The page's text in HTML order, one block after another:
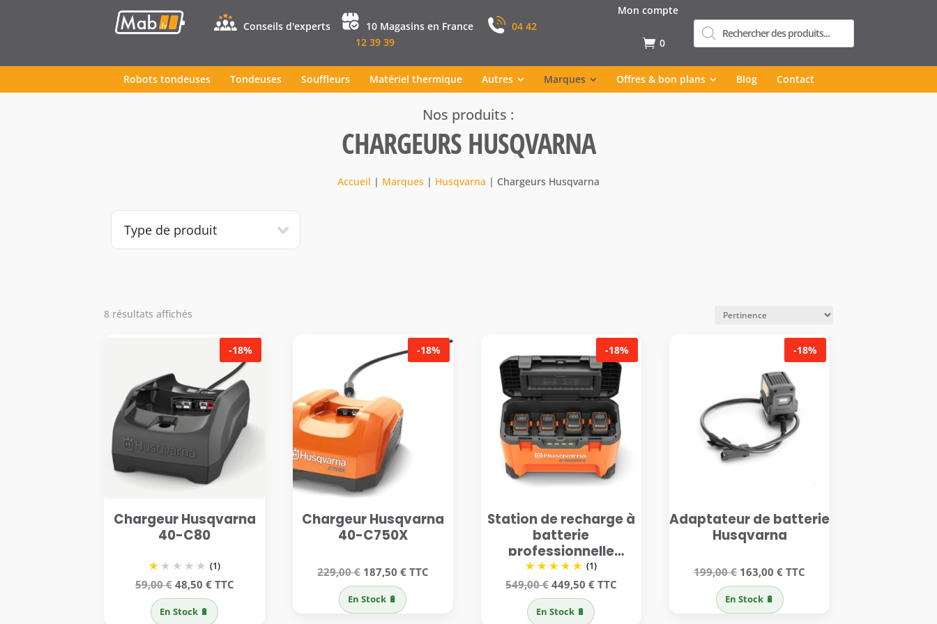
Conseils d'experts 10 Magasins en France
04 42
12 39 39
Mon compte
0
Recherche
de
produits
Robots tondeuses Tondeuses Souffleurs Matériel thermique Autres Marques Offres & bon plans Blog Contact
CHARGEURS HUSQVARNA
Accueil | Marques | Husqvarna | Chargeurs Husqvarna
Type de produit
8 résultats affichés
-18%
Chargeur Husqvarna
40-C80
(1)
59,00€ Le
prix
initial
48,50 €Le
prix
actuel
TTC
En Stock 🔋
-18%
Chargeur Husqvarna
40-C750X
229,00€ Le
prix
initial
187,50 €Le
actuel
TTC
En Stock 🔋
-18%
Station de recharge à
batterie
professionnelle
Husqvarna 40-
C1000X4
(1)
549,00€ Le
prix
initial
449,50 €Le
actuel
TTC
En Stock 🔋
-18%
Adaptateur de batterie
Husqvarna
199,00€ Le
prix
initial
163,00€Le
actuel
TTC
En Stock 🔋